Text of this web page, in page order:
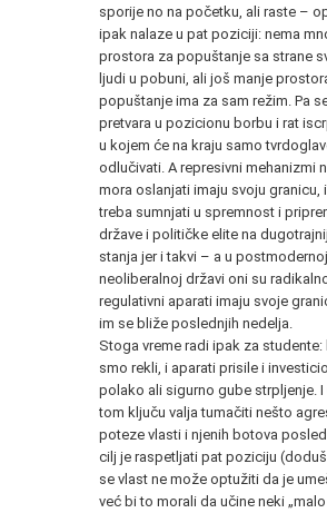
sporije no na početku, ali raste –
ipak nalaze u pat poziciji: nema
prostora za popuštanje sa strane
ljudi u pobuni, ali još manje
popuštanje ima za sam režim. Pa
pretvara u pozicionu borbu i rat
u kojem će na kraju samo
odlučivati. A represivni mehanizmi
mora oslanjati imaju svoju granicu,
treba sumnjati u spremnost i
države i političke elite na
stanja jer i takvi – a u postmodernoj
neoliberalnoj državi oni su
regulativni aparati imaju svoje
im se bliže poslednjih nedelja.
Stoga vreme radi ipak za studente:
smo rekli, i aparati prisile i
polako ali sigurno gube strpljenje. I
tom ključu valja tumačiti nešto
poteze vlasti i njenih botova
cilj je raspetljati pat poziciju
se vlast ne može optužiti da je
već bi to morali da učine neki